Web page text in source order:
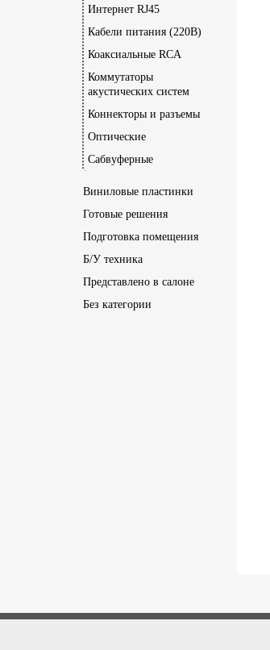
Интернет RJ45
Кабели питания (220В)
Коаксиальные RCA
Коммутаторы
акустических систем
Коннекторы и разъемы
Оптические
Сабвуферные
Виниловые пластинки
Готовые решения
Подготовка помещения
Б/У техника
Представлено в салоне
Без категории